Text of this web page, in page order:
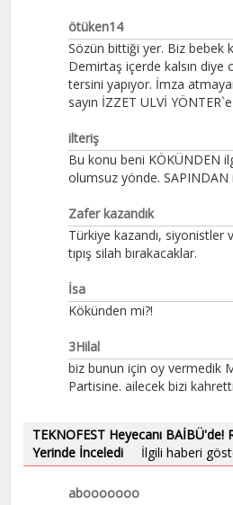
ötüken14
Sözün bittiği yer. Biz bebek
Demirtaş içerde kalsın
tersini yapıyor. İmza
sayın İZZET ULVİ
ilteriş
Bu konu beni KÖKÜNDEN
olumsuz yönde. SAPINDAN
Zafer kazandık
Türkiye kazandı, siyonistler
tıpış silah bırakacaklar.
İsa
Kökünden mi?!
3Hilal
biz bunun için oy vermedik
Partisine. ailecek bizi
TEKNOFEST Heyecanı BAİBÜ'de!
Yerinde İnceledi
İlgili haberi
abooooooo